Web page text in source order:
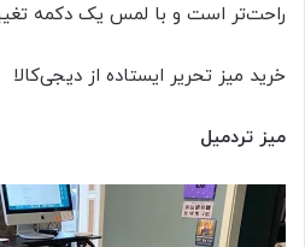
راحت‌تر است و با لمس یک دکمه
خرید میز تحریر ایستاده از دیجی‌کالا
میز تردمیل